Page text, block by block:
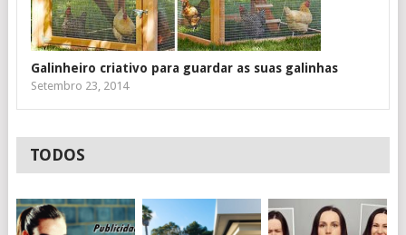
Galinheiro criativo para guardar as suas galinhas
Setembro 23, 2014
TODOS